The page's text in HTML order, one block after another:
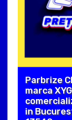
Parbrize
marca
in